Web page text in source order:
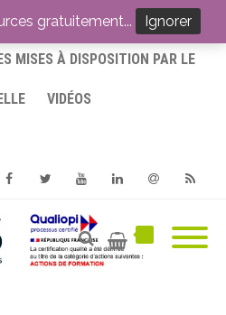
MISES À DISPOSITION PAR LE
VIDÉOS
TwitterYoutube
gratuitement... Ignorer